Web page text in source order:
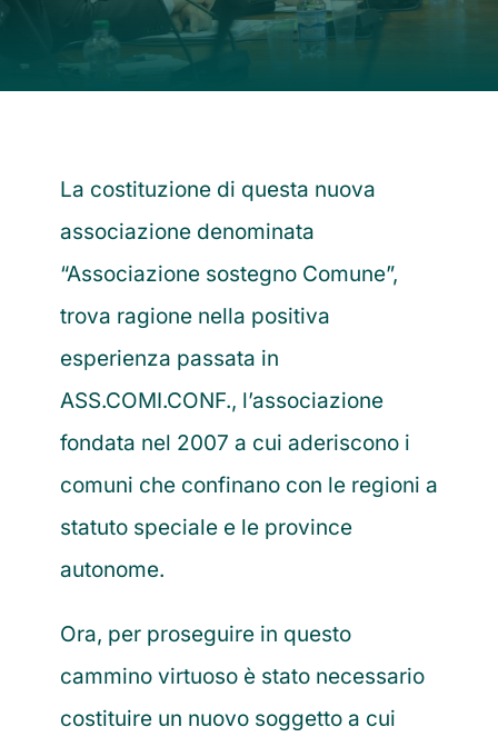
La costituzione di questa nuova
associazione denominata
“Associazione sostegno Comune”,
trova ragione nella positiva
esperienza passata in
ASS.COMI.CONF., l’associazione
fondata nel 2007 a cui aderiscono i
comuni che confinano con le regioni a
statuto speciale e le province
autonome.
Ora, per proseguire in questo
cammino virtuoso è stato necessario
costituire un nuovo soggetto a cui